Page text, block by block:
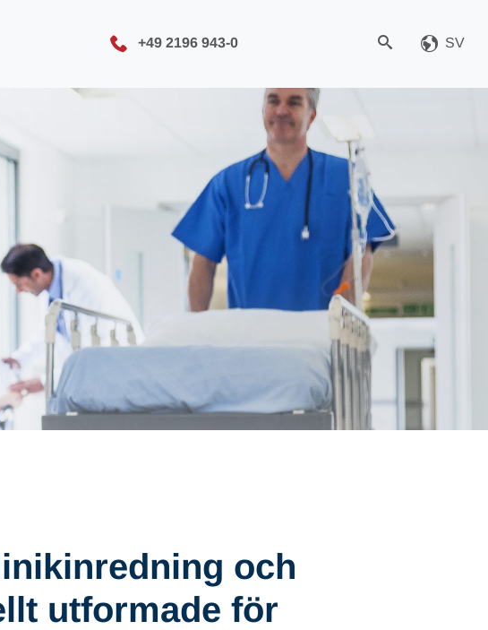
+49 2196 943-0 SV
och
utformade för